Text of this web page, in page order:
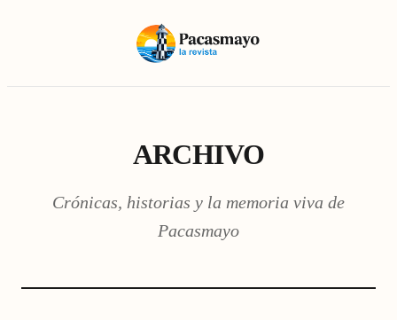
ARCHIVO
Crónicas, historias y la memoria viva de
Pacasmayo